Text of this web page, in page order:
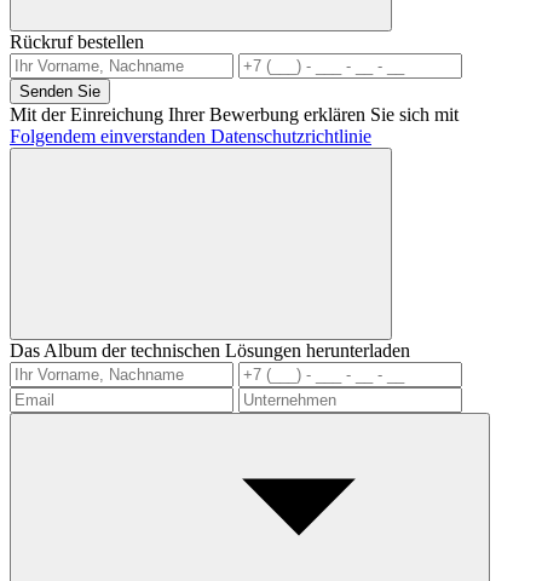
Rückruf bestellen
Senden Sie
Mit der Einreichung Ihrer Bewerbung erklären Sie sich mit
Folgendem einverstanden Datenschutzrichtlinie
Das Album der technischen Lösungen herunterladen